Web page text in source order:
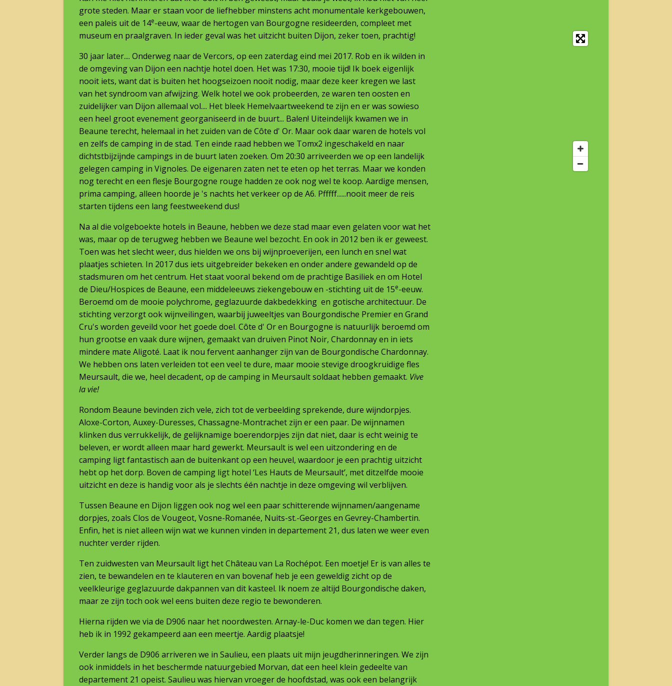
grote steden. Maar er staan voor de liefhebber minstens acht monumentale kerkgebouwen,
een paleis uit de 14e-eeuw, waar de hertogen van Bourgogne resideerden, compleet met
museum en praalgraven. In ieder geval was het uitzicht buiten Dijon, zeker toen, prachtig!
30 jaar later.... Onderweg naar de Vercors, op een zaterdag eind mei 2017. Rob en ik wilden in
de omgeving van Dijon een nachtje hotel doen. Het was 17:30, mooie tijd! Ik boek eigenlijk
nooit iets, want dat is buiten het hoogseizoen nooit nodig, maar deze keer kregen we last
van het syndroom van afwijzing. Welk hotel we ook probeerden, ze waren ten oosten en
zuidelijker van Dijon allemaal vol.... Het bleek Hemelvaartweekend te zijn en er was sowieso
een heel groot evenement georganiseerd in de buurt... Balen! Uiteindelijk kwamen we in
Beaune terecht, helemaal in het zuiden van de Côte d' Or. Maar ook daar waren de hotels vol
en zelfs de camping in de stad. Ten einde raad hebben we Tomx2 ingeschakeld en naar
dichtstbijzijnde campings in de buurt laten zoeken. Om 20:30 arriveerden we op een landelijk
gelegen camping in Vignoles. De eigenaren zaten net te eten op het terras. Maar we konden
nog terecht en een flesje Bourgogne rouge hadden ze ook nog wel te koop. Aardige mensen,
prima camping, alleen hoorde je 's nachts het verkeer op de A6. Pfffff......nooit meer de reis
starten tijdens een lang feestweekend dus!
Na al die volgeboekte hotels in Beaune, hebben we deze stad maar even gelaten voor wat het
was, maar op de terugweg hebben we Beaune wel bezocht. En ook in 2012 ben ik er geweest.
Toen was het slecht weer, dus hielden we ons bij wijnproeverijen, een lunch en snel wat
plaatjes schieten. In 2017 dus iets uitgebreider bekeken en onder andere gewandeld op de
stadsmuren om het centrum. Het staat vooral bekend om de prachtige Basiliek en om Hotel
de Dieu/Hospices de Beaune, een middeleeuws ziekengebouw en -stichting uit de 15e-eeuw.
Beroemd om de mooie polychrome, geglazuurde dakbedekking en gotische architectuur. De
stichting verzorgt ook wijnveilingen, waarbij juweeltjes van Bourgondische Premier en Grand
Cru's worden geveild voor het goede doel. Côte d' Or en Bourgogne is natuurlijk beroemd om
hun grootse en vaak dure wijnen, gemaakt van druiven Pinot Noir, Chardonnay en in iets
mindere mate Aligoté. Laat ik nou fervent aanhanger zijn van de Bourgondische Chardonnay.
We hebben ons laten verleiden tot een veel te dure, maar mooie stevige droogkruidige fles
Meursault, die we, heel decadent, op de camping in Meursault soldaat hebben gemaakt. Vive
la vie!
Rondom Beaune bevinden zich vele, zich tot de verbeelding sprekende, dure wijndorpjes.
Aloxe-Corton, Auxey-Duresses, Chassagne-Montrachet zijn er een paar. De wijnnamen
klinken dus verrukkelijk, de gelijknamige boerendorpjes zijn dat niet, daar is echt weinig te
beleven, er wordt alleen maar hard gewerkt. Meursault is wel een uitzondering en de
camping ligt fantastisch aan de buitenkant op een heuvel, waardoor je een prachtig uitzicht
hebt op het dorp. Boven de camping ligt hotel ‘Les Hauts de Meursault’, met ditzelfde mooie
uitzicht en deze is handig voor als je slechts één nachtje in deze omgeving wil verblijven.
Tussen Beaune en Dijon liggen ook nog wel een paar schitterende wijnnamen/aangename
dorpjes, zoals Clos de Vougeot, Vosne-Romanée, Nuits-st.-Georges en Gevrey-Chambertin.
Enfin, het is niet alleen wijn wat we kunnen vinden in departement 21, dus laten we weer even
nuchter verder rijden.
Ten zuidwesten van Meursault ligt het Château van La Rochépot. Een moetje! Er is van alles te
zien, te bewandelen en te klauteren en van bovenaf heb je een geweldig zicht op de
veelkleurige geglazuurde dakpannen van dit kasteel. Ik noem ze altijd Bourgondische daken,
maar ze zijn toch ook wel eens buiten deze regio te bewonderen.
Hierna rijden we via de D906 naar het noordwesten. Arnay-le-Duc komen we dan tegen. Hier
heb ik in 1992 gekampeerd aan een meertje. Aardig plaatsje!
Verder langs de D906 arriveren we in Saulieu, een plaats uit mijn jeugdherinneringen. We zijn
ook inmiddels in het beschermde natuurgebied Morvan, dat een heel klein gedeelte van
departement 21 opeist. Saulieu was hiervan vroeger de hoofdstad, was ook een belangrijk